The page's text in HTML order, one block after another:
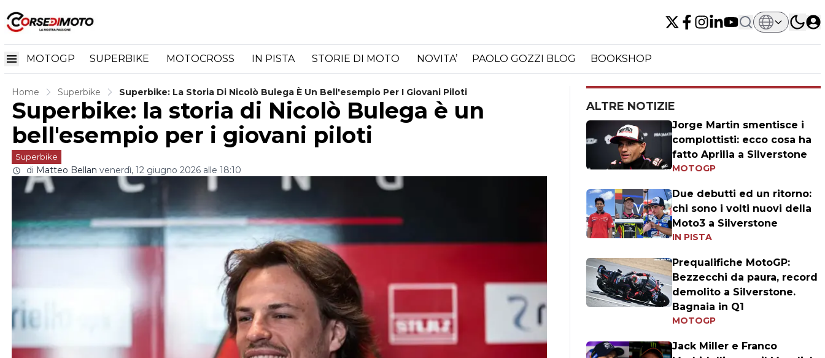
MOTOGP SUPERBIKE MOTOCROSS IN PISTA STORIE DI MOTO NOVITA’ PAOLO GOZZI BLOG BOOKSHOP
Home Superbike Superbike: La Storia Di Nicolò Bulega È Un Bell'esempio Per I Giovani Piloti
Superbike: la storia di Nicolò Bulega è un
bell'esempio per i giovani piloti
Superbike
di Matteo Bellan venerdì, 12 giugno 2026 alle 18:10
ALTRE NOTIZIE
Jorge Martin smentisce i
complottisti: ecco cosa ha
fatto Aprilia a Silverstone
MOTOGP
Due debutti ed un ritorno:
chi sono i volti nuovi della
Moto3 a Silverstone
IN PISTA
Prequalifiche MotoGP:
Bezzecchi da paura, record
demolito a Silverstone.
Bagnaia in Q1
MOTOGP
Jack Miller e Franco